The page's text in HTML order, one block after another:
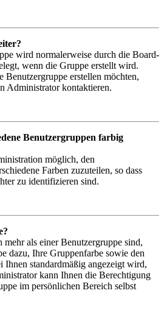
wird normalerweise durch die Board-
wenn die Gruppe erstellt wird.
Benutzergruppe erstellen möchten,
Administrator kontaktieren.
Benutzergruppen farbig
möglich, den
Farben zuzuteilen, so dass
zu identifizieren sind.
als einer Benutzergruppe sind,
dazu, Ihre Gruppenfarbe sowie den
Ihnen standardmäßig angezeigt wird,
kann Ihnen die Berechtigung
im persönlichen Bereich selbst